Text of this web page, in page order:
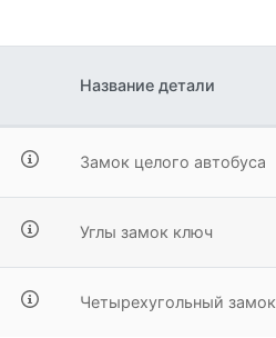
Название детали
Замок целого автобуса
Углы замок ключ
Четырехугольный замок